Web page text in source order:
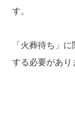
す。
「火葬待ち」
する必要があり